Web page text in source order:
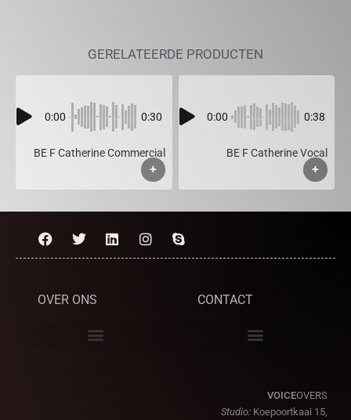
GERELATEERDE PRODUCTEN
0:00 0:30
BE F Catherine Commercial
+
0:00 0:38
BE F Catherine Vocal
+
OVER ONS CONTACT
VOICEOVERS
Studio: Koepoortkaai 15,